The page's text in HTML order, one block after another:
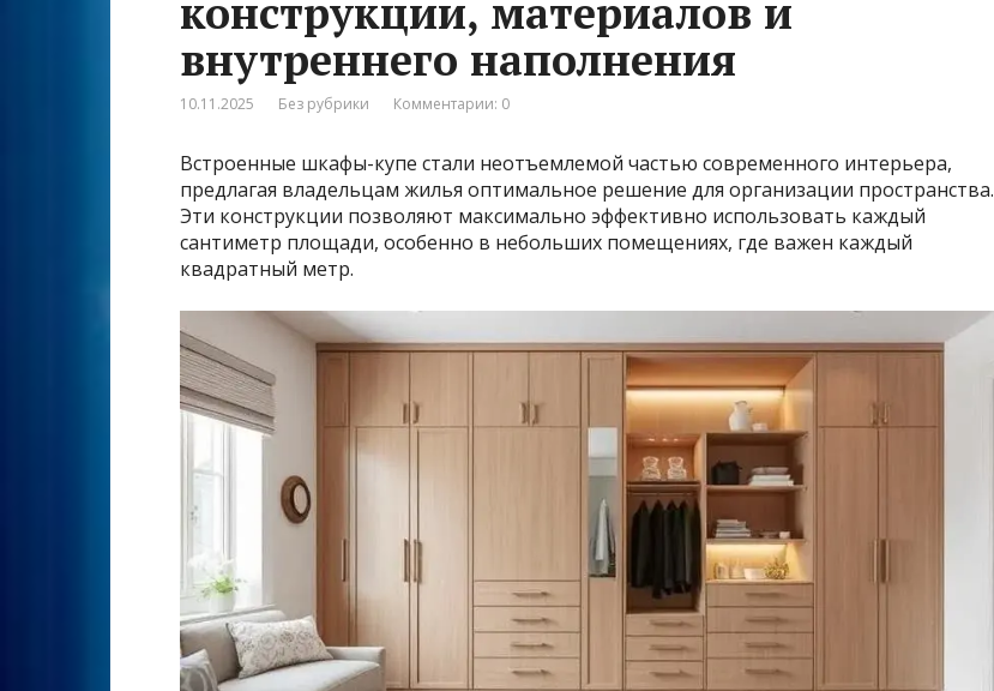
конструкции, материалов и
внутреннего наполнения
10.11.2025 Без рубрики Комментарии: 0
Встроенные шкафы-купе стали неотъемлемой частью современного интерьера,
предлагая владельцам жилья оптимальное решение для организации пространства.
Эти конструкции позволяют максимально эффективно использовать каждый
сантиметр площади, особенно в небольших помещениях, где важен каждый
квадратный метр.